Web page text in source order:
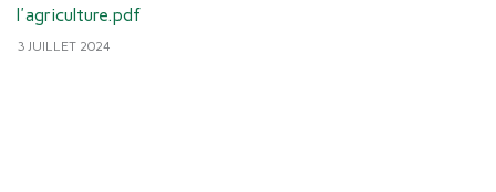
l'agriculture.pdf
3 JUILLET 2024